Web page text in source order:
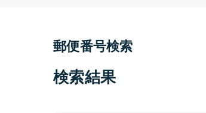
郵便番号検索
検索結果